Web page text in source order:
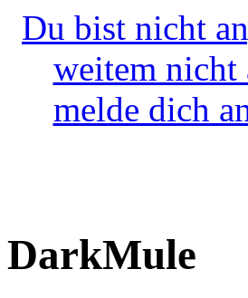
Du bist nicht
weitem nicht
melde dich
DarkMule